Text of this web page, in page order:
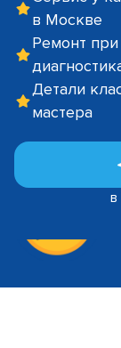
в Москве
Ремонт при
Детали
мастера
в